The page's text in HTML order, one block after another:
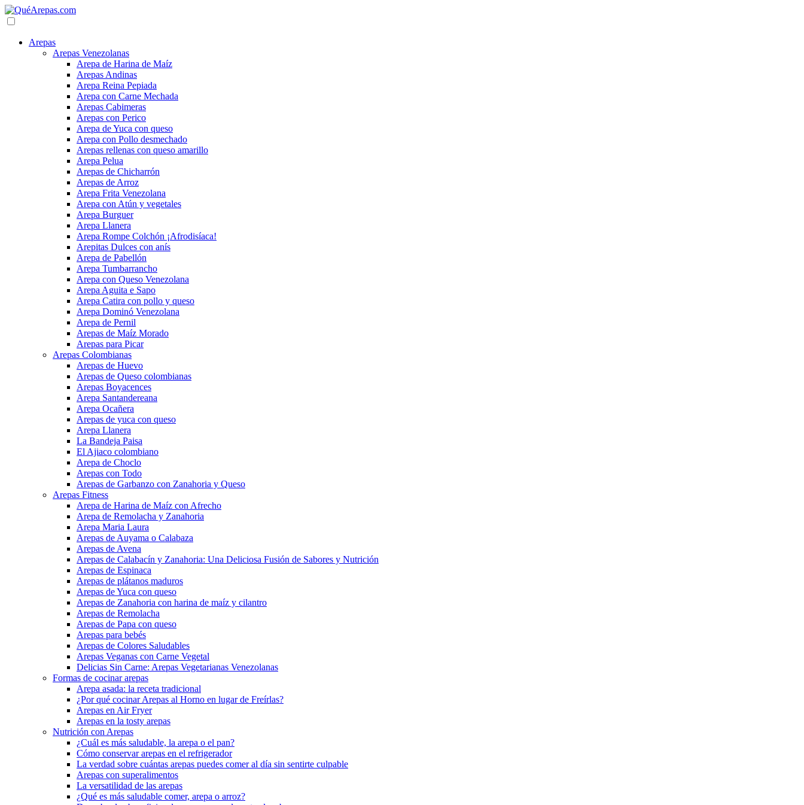
Arepas
Arepas Venezolanas
Arepa de Harina de Maíz
Arepas Andinas
Arepa Reina Pepiada
Arepa con Carne Mechada
Arepas Cabimeras
Arepas con Perico
Arepa de Yuca con queso
Arepa con Pollo desmechado
Arepas rellenas con queso amarillo
Arepa Pelua
Arepas de Chicharrón
Arepas de Arroz
Arepa Frita Venezolana
Arepa con Atún y vegetales
Arepa Burguer
Arepa Llanera
Arepa Rompe Colchón ¡Afrodisíaca!
Arepitas Dulces con anís
Arepa de Pabellón
Arepa Tumbarrancho
Arepa con Queso Venezolana
Arepa Aguita e Sapo
Arepa Catira con pollo y queso
Arepa Dominó Venezolana
Arepa de Pernil
Arepas de Maíz Morado
Arepas para Picar
Arepas Colombianas
Arepas de Huevo
Arepas de Queso colombianas
Arepas Boyacences
Arepa Santandereana
Arepa Ocañera
Arepas de yuca con queso
Arepa Llanera
La Bandeja Paisa
El Ajiaco colombiano
Arepa de Choclo
Arepas con Todo
Arepas de Garbanzo con Zanahoria y Queso
Arepas Fitness
Arepa de Harina de Maíz con Afrecho
Arepa de Remolacha y Zanahoria
Arepa Maria Laura
Arepas de Auyama o Calabaza
Arepas de Avena
Arepas de Calabacín y Zanahoria: Una Deliciosa Fusión de Sabores y Nutrición
Arepas de Espinaca
Arepas de plátanos maduros
Arepas de Yuca con queso
Arepas de Zanahoria con harina de maíz y cilantro
Arepas de Remolacha
Arepas de Papa con queso
Arepas para bebés
Arepas de Colores Saludables
Arepas Veganas con Carne Vegetal
Delicias Sin Carne: Arepas Vegetarianas Venezolanas
Formas de cocinar arepas
Arepa asada: la receta tradicional
¿Por qué cocinar Arepas al Horno en lugar de Freírlas?
Arepas en Air Fryer
Arepas en la tosty arepas
Nutrición con Arepas
¿Cuál es más saludable, la arepa o el pan?
Cómo conservar arepas en el refrigerador
La verdad sobre cuántas arepas puedes comer al día sin sentirte culpable
Arepas con superalimentos
La versatilidad de las arepas
¿Qué es más saludable comer, arepa o arroz?